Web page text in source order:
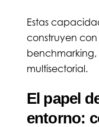
Estas
construyen
multisectorial.
El papel
entorno: